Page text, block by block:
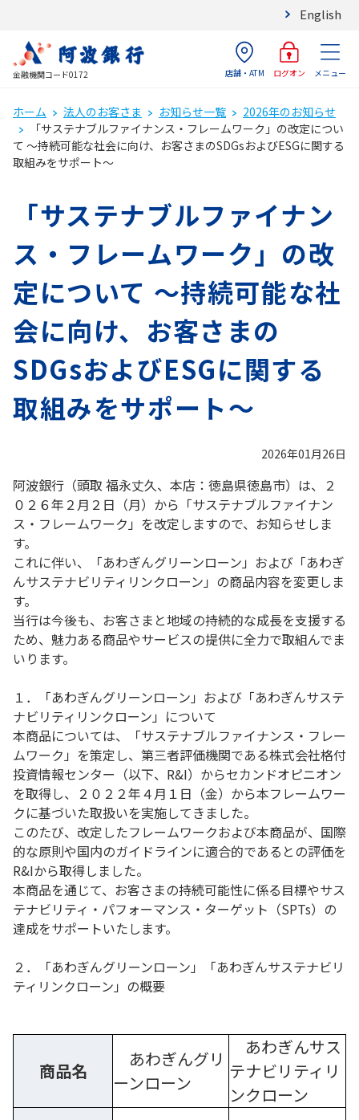
English
金融機関コード0172 店舗・ATM ログオン メニュー
ホーム 法人のお客さま お知らせ一覧
2026年のお知らせ
「サステナブルファイナンス・フレームワーク」の改定につい
て ～持続可能な社会に向け、お客さまのSDGsおよびESGに関する
取組みをサポート～
「サステナブルファイナン
ス・フレームワーク」の改
定について ～持続可能な社
会に向け、お客さまの
SDGsおよびESGに関する
取組みをサポート～
2026年01月26日
阿波銀行（頭取 福永丈久、本店：徳島県徳島市）は、２
０２６年２月２日（月）から「サステナブルファイナン
ス・フレームワーク」を改定しますので、お知らせしま
す。
これに伴い、「あわぎんグリーンローン」および「あわぎ
んサステナビリティリンクローン」の商品内容を変更しま
す。
当行は今後も、お客さまと地域の持続的な成長を支援する
ため、魅力ある商品やサービスの提供に全力で取組んでま
いります。
１．「あわぎんグリーンローン」および「あわぎんサステ
ナビリティリンクローン」について
本商品については、「サステナブルファイナンス・フレー
ムワーク」を策定し、第三者評価機関である株式会社格付
投資情報センター（以下、R&I）からセカンドオピニオン
を取得し、２０２２年４月１日（金）から本フレームワー
クに基づいた取扱いを実施してきました。
このたび、改定したフレームワークおよび本商品が、国際
的な原則や国内のガイドラインに適合的であるとの評価を
R&Iから取得しました。
本商品を通じて、お客さまの持続可能性に係る目標やサス
テナビリティ・パフォーマンス・ターゲット（SPTs）の
達成をサポートいたします。
２．「あわぎんグリーンローン」「あわぎんサステナビリ
ティリンクローン」の概要
商品名
あわぎんグリ
ーンローン
あわぎんサス
テナビリティリ
ンクローン